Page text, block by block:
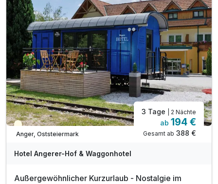
inkl. GenussCard - der Mehrwert für Ihren Urlaub!*
inkl. vielseitigem Aktivprogramm**
inkl. zahlreiche Parkplätze
Teilweise ausgelastet
Anger, Oststeiermark
3 Tage | 2 Nächte
ab 194 €
Gesamt ab 388 €
Hotel Angerer-Hof & Waggonhotel
Außergewöhnlicher Kurzurlaub - Nostalgie im